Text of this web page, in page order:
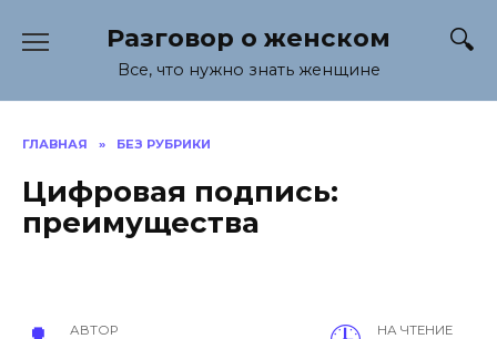
содержанию
Разговор о женском
Все, что нужно знать женщине
ГЛАВНАЯ » БЕЗ РУБРИКИ
Цифровая подпись:
преимущества
АВТОР НА ЧТЕНИЕ